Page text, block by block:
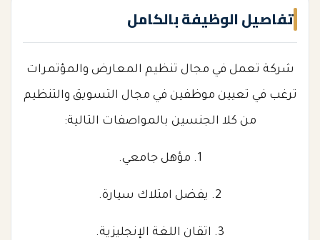
تفاصيل الوظيفة بالكامل
شركة تعمل في مجال تنظيم المعارض والمؤتمرات
ترغب في تعيين موظفين في مجال التسويق والتنظيم
من كلا الجنسين بالمواصفات التالية:
1. مؤهل جامعي.
2. يفضل امتلاك سيارة.
3. اتقان اللغة الإنجليزية.